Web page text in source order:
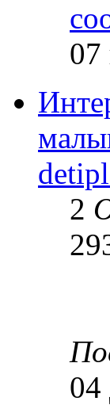
07
2
04